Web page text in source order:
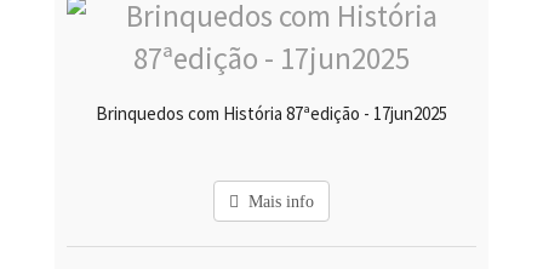
Brinquedos com História 87ªedição - 17jun2025
Mais info